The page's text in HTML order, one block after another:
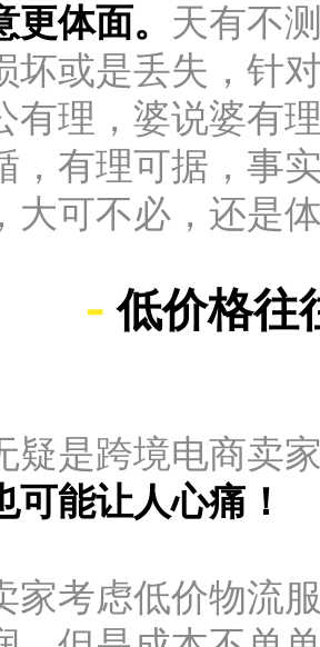
体面。 天有不
坏或是丢失，针
有理，婆说婆有
，有理可据，事
大可不必，还是
-低价格往
疑是跨境电商卖
可能让人心痛！
家考虑低价物流